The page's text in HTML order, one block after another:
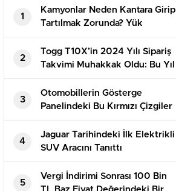
1
Kamyonlar Neden Kantara Girip
Tartılmak Zorunda? Yük
Limitini Aşıp Aşmadıkları Sırf
Küçük Bir Ayrıntı!
2
Togg T10X’in 2024 Yılı Sipariş
Takvimi Muhakkak Oldu: Bu Yıl
Çekiliş Yok!
3
Otomobillerin Gösterge
Panelindeki Bu Kırmızı Çizgiler
Ne Manaya Geliyor?
4
Jaguar Tarihindeki İlk Elektrikli
SUV Aracını Tanıttı
5
Vergi İndirimi Sonrası 100 Bin